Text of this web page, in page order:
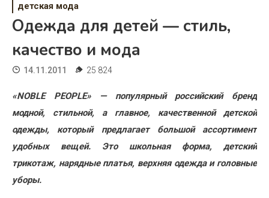
Свадьба
Жизнь
Хобби
Красота
Недвижимость
детская мода
Одежда для детей — стиль,
качество и мода
14.11.2011 25 824
«NOBLE PEOPLE» — популярный российский бренд
модной, стильной, а главное, качественной детской
одежды, который предлагает большой ассортимент
удобных вещей. Это школьная форма, детский
трикотаж, нарядные платья, верхняя одежда и головные
уборы.